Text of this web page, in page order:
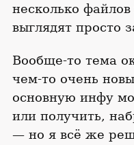
несколько
выглядят просто
Вообще-то тема
чем-то очень
основную инфу
или получить,
— но я всё же